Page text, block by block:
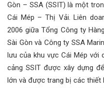
Gòn – SSA (SSIT) là một
Cái Mép – Thị Vải. Liên
2006 giữa Tổng Công ty
Sài Gòn và Công ty SSA
lưu của khu vực Cái Mép với
cảng SSIT được xây dựng
lớn và được trang bị các thiết